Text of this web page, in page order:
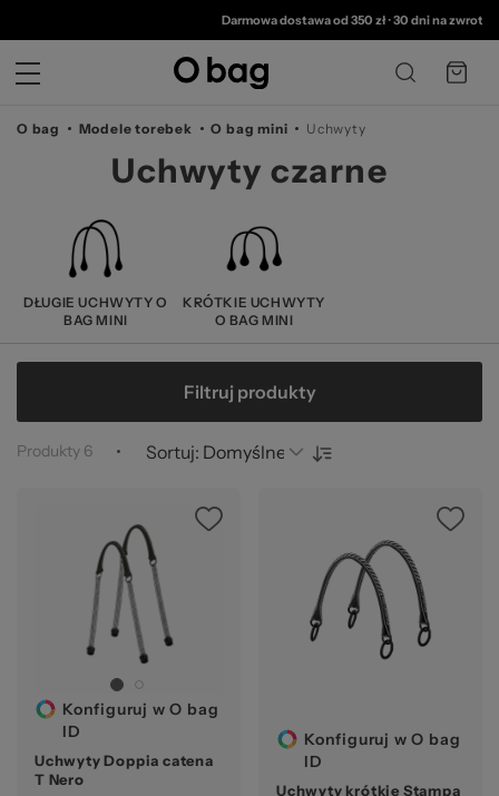
© Darmowa dostawa od 350 zł•30 dni na zwrot•2
O bag Modele torebek O bag mini Uchwyty
Uchwyty czarne
DŁUGIE UCHWYTY O
BAG MINI
KRÓTKIE UCHWYTY
O BAG MINI
Produkty 6 Sortuj:
Filtruj produkty
Konfiguruj w O bag
ID
Uchwyty Doppia catena
T Nero
Ocena:
Konfiguruj w O bag
ID
Uchwyty krótkie Stampa